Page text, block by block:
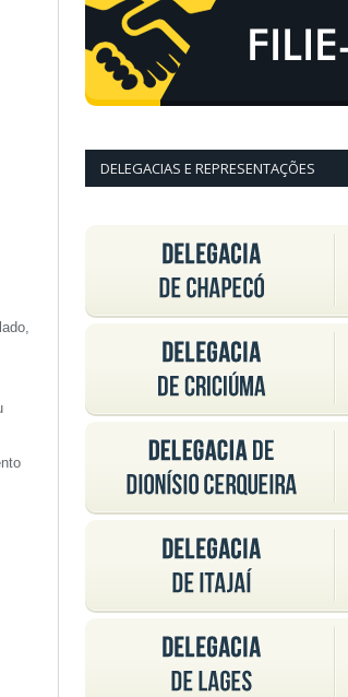
DELEGACIAS E REPRESENTAÇÕES